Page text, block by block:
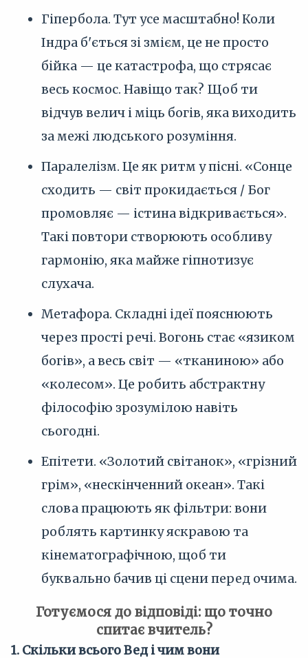
Гіпербола. Тут усе масштабно! Коли
Індра б'ється зі змієм, це не просто
бійка — це катастрофа, що стрясає
весь космос. Навіщо так? Щоб ти
відчув велич і міць богів, яка виходить
за межі людського розуміння.
Паралелізм. Це як ритм у пісні. «Сонце
сходить — світ прокидається / Бог
промовляє — істина відкривається».
Такі повтори створюють особливу
гармонію, яка майже гіпнотизує
слухача.
Метафора. Складні ідеї пояснюють
через прості речі. Вогонь стає «язиком
богів», а весь світ — «тканиною» або
«колесом». Це робить абстрактну
філософію зрозумілою навіть
сьогодні.
Епітети. «Золотий світанок», «грізний
грім», «нескінченний океан». Такі
слова працюють як фільтри: вони
роблять картинку яскравою та
кінематографічною, щоб ти
буквально бачив ці сцени перед очима.
Готуємося до відповіді: що точно
спитає вчитель?
1. Скільки всього Вед і чим вони